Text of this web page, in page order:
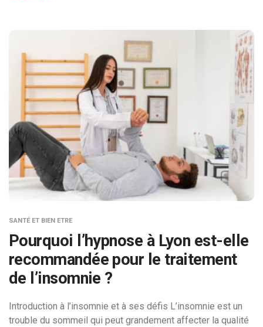
SANTÉ ET BIEN ETRE
Pourquoi l’hypnose à Lyon est-elle
recommandée pour le traitement
de l’insomnie ?
Introduction à l’insomnie et à ses défis L’insomnie est un
trouble du sommeil qui peut grandement affecter la qualité